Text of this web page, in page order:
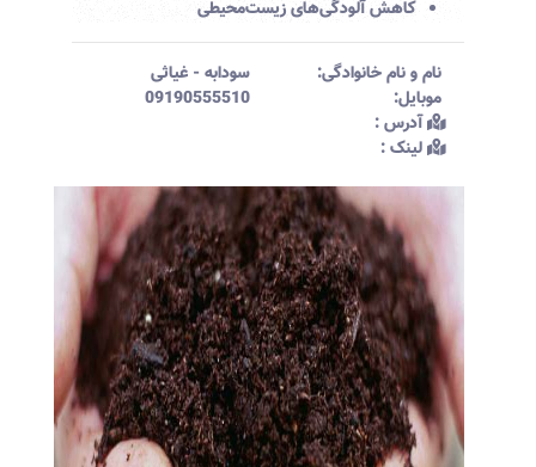
کاهش آلودگی‌های زیست‌محیطی
نام و نام خانوادگی:‌ سودابه - غیاثی
موبایل:‌
09190555510
آدرس :‌
لینک :‌